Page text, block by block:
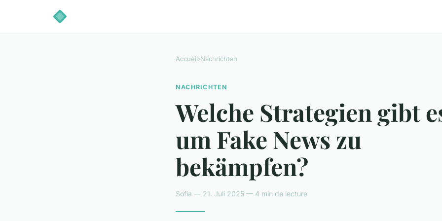
Accueil›Nachrichten
NACHRICHTEN
Welche Strategien gibt
um Fake News zu
bekämpfen?
Sofia — 21. Juli 2025 — 4 min de lecture